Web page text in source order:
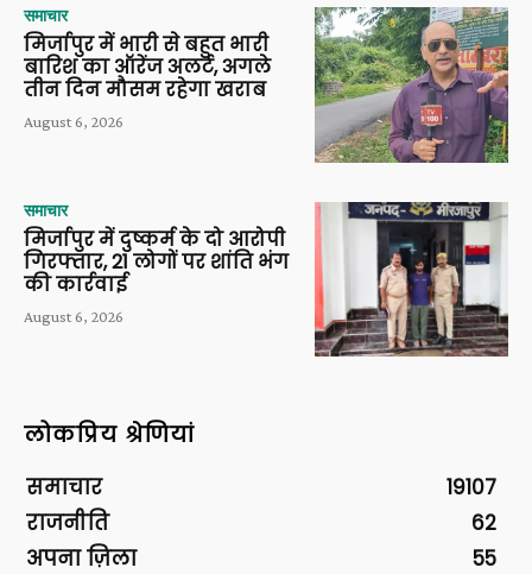
समाचार
मिर्जापुर में भारी से बहुत भारी
बारिश का ऑरेंज अलर्ट, अगले
तीन दिन मौसम रहेगा खराब
August 6, 2026
समाचार
मिर्जापुर में दुष्कर्म के दो आरोपी
गिरफ्तार, 21 लोगों पर शांति भंग
की कार्रवाई
August 6, 2026
लोकप्रिय श्रेणियां
समाचार
19107
राजनीति
62
अपना ज़िला
55